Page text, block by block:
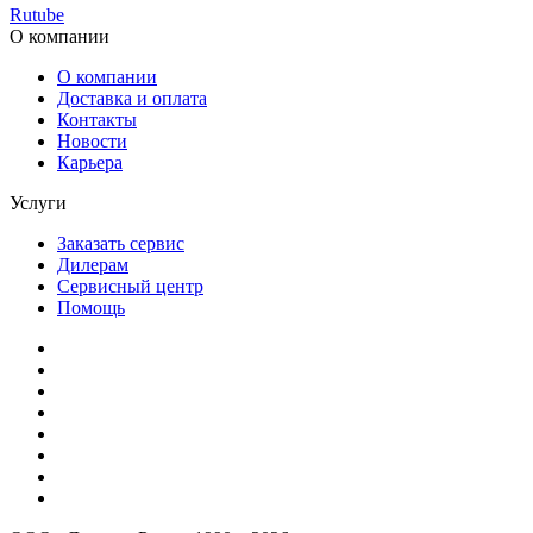
Rutube
О компании
О компании
Доставка и оплата
Контакты
Новости
Карьера
Услуги
Заказать сервис
Дилерам
Сервисный центр
Помощь